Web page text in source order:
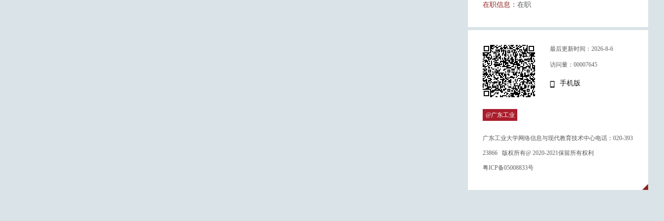
在职信息： 在职
最后更新时间： 2026-8-6
访问量： 00007645
手机版
@广东工业
广东工业大学网络信息与现代教育技术中心电话：020-393
23866 版权所有@ 2020-2021保留所有权利
粤ICP备05008833号